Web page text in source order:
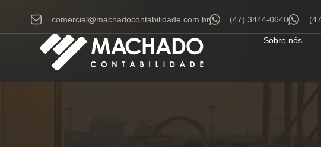
comercial@machadocontabilidade.com.br (47) 3444-0640
Sobre nós